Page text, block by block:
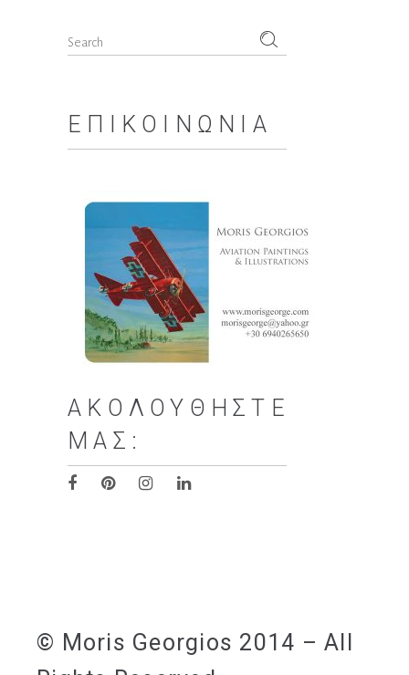
Search
ΕΠΙΚΟΙΝΩΝΊΑ
ΑΚΟΛΟΥΘΉΣΤΕ
ΜΑΣ:
© Moris Georgios 2014 – All